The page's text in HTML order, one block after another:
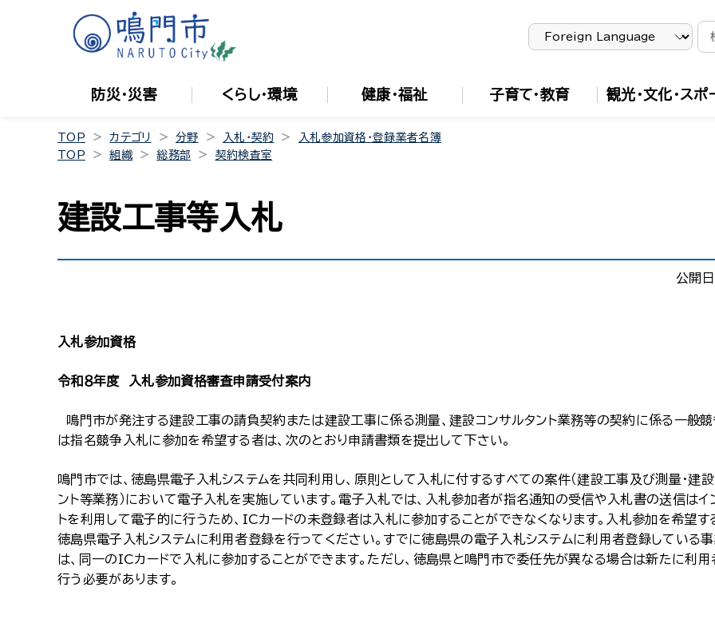
防災・災害 くらし・環境 健康・福祉 子育て・教育 観光・文化・スポ
TOP カテゴリ 分野 入札・契約
入札参加資格・登録業者名簿
TOP
組織 総務部 契約検査室
建設工事等入札
公開
入札参加資格
令和８年度 入札参加資格審査申請受付案内
鳴門市が発注する建設工事の請負契約または建設工事に係る測量、建設コンサルタント業務等の契約に係る一般
は指名競争入札に参加を希望する者は、次のとおり申請書類を提出して下さい。
鳴門市では、徳島県電子入札システムを共同利用し、原則として入札に付するすべての案件（建設工事及び測量・建設
ント等業務）において電子入札を実施しています。電子入札では、入札参加者が指名通知の受信や入札書の送信はイ
トを利用して電子的に行うため、ICカードの未登録者は入札に参加することができなくなります。入札参加を希望す
徳島県電子入札システムに利用者登録を行ってください。すでに徳島県の電子入札システムに利用者登録している
は、同一のICカードで入札に参加することができます。ただし、徳島県と鳴門市で委任先が異なる場合は新たに利用
行う必要があります。